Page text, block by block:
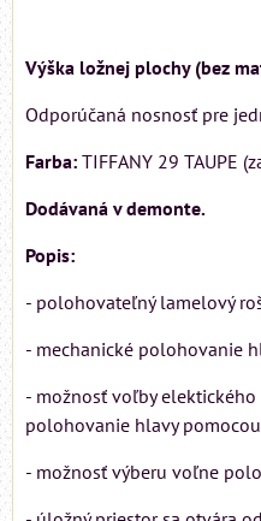
Výška ložnej plochy (bez
Odporúčaná nosnosť pre
Farba: TIFFANY 29 TAUPE
Dodávaná v demonte.
Popis:
- polohovateľný lamelový
- mechanické polohovanie
- možnosť voľby
polohovanie hlavy
- možnosť výberu voľne